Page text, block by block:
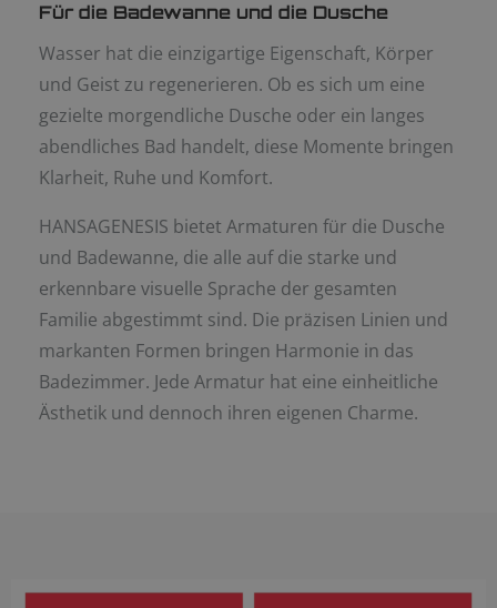
Für die Badewanne und die Dusche
Wasser hat die einzigartige Eigenschaft, Körper
und Geist zu regenerieren. Ob es sich um eine
gezielte morgendliche Dusche oder ein langes
abendliches Bad handelt, diese Momente bringen
Klarheit, Ruhe und Komfort.
HANSAGENESIS bietet Armaturen für die Dusche
und Badewanne, die alle auf die starke und
erkennbare visuelle Sprache der gesamten
Familie abgestimmt sind. Die präzisen Linien und
markanten Formen bringen Harmonie in das
Badezimmer. Jede Armatur hat eine einheitliche
Ästhetik und dennoch ihren eigenen Charme.